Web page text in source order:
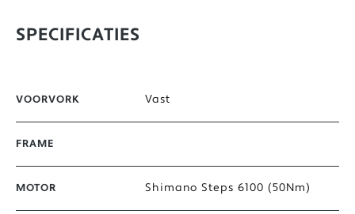
SPECIFICATIES
VOORVORK Vast
FRAME
MOTOR Shimano Steps 6100 (50Nm)